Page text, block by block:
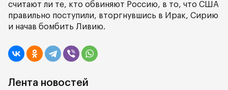
считают ли те, кто обвиняют Россию, в то, что США
правильно поступили, вторгнувшись в Ирак, Сирию
и начав бомбить Ливию.
Лента новостей